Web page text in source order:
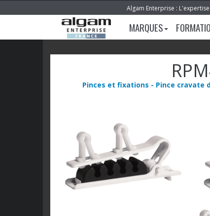
Algam Enterprise :
MARQUES
Pinces et fixations - Pince cravate